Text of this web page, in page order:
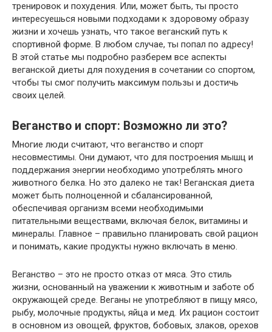
тренировок и похудения. Или, может быть, ты просто
интересуешься новыми подходами к здоровому образу
жизни и хочешь узнать, что такое веганский путь к
спортивной форме. В любом случае, ты попал по адресу!
В этой статье мы подробно разберем все аспекты
веганской диеты для похудения в сочетании со спортом,
чтобы ты смог получить максимум пользы и достичь
своих целей.
Веганство и спорт: Возможно ли это?
Многие люди считают, что веганство и спорт
несовместимы. Они думают, что для построения мышц и
поддержания энергии необходимо употреблять много
животного белка. Но это далеко не так! Веганская диета
может быть полноценной и сбалансированной,
обеспечивая организм всеми необходимыми
питательными веществами, включая белок, витамины и
минералы. Главное – правильно планировать свой рацион
и понимать, какие продукты нужно включать в меню.
Веганство – это не просто отказ от мяса. Это стиль
жизни, основанный на уважении к животным и заботе об
окружающей среде. Веганы не употребляют в пищу мясо,
рыбу, молочные продукты, яйца и мед. Их рацион состоит
в основном из овощей, фруктов, бобовых, злаков, орехов